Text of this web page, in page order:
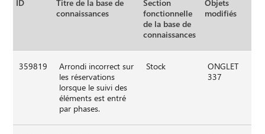
ID
Titre de la base de
connaissances
Section
fonctionnelle
de la base de
connaissances
Objets
modifiés
359819
Arrondi incorrect sur
les réservations
lorsque le suivi des
éléments est entré
par phases.
Stock
ONGLET
337